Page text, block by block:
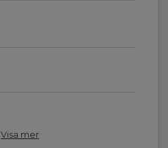
Visa mer